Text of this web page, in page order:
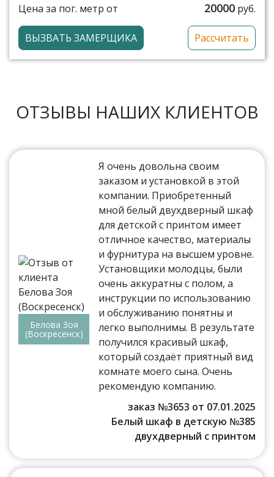
Цена за пог. метр от
20000 руб.
ВЫЗВАТЬ ЗАМЕРЩИКА Рассчитать
ОТЗЫВЫ НАШИХ КЛИЕНТОВ
Белова Зоя
(Воскресенск)
Я очень довольна своим
заказом и установкой в этой
компании. Приобретенный
мной белый двухдверный шкаф
для детской с принтом имеет
отличное качество, материалы
и фурнитура на высшем уровне.
Установщики молодцы, были
очень аккуратны с полом, а
инструкции по использованию
и обслуживанию понятны и
легко выполнимы. В результате
получился красивый шкаф,
который создаёт приятный вид
комнате моего сына. Очень
рекомендую компанию.
заказ №3653 от 07.01.2025
Белый шкаф в детскую №385
двухдверный с принтом